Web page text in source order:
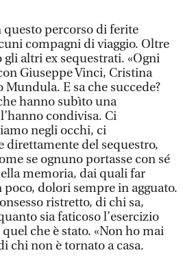
percorso di ferite
compagni di viaggio. Oltre
altri ex sequestrati. «Ogni
Giuseppe Vinci, Cristina
E sa che succede?
hanno subìto una
condivisa. Ci
negli occhi, ci
direttamente del sequestro,
se ognuno portasse con sé
memoria, dai quali far
poco, dolori sempre in agguato.
ristretto, di chi sa,
sia faticoso l’esercizio
che è stato. «Non ho mai
chi non è tornato a casa.